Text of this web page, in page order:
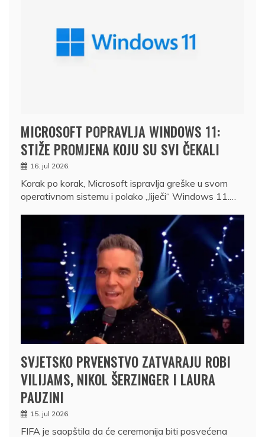
MICROSOFT POPRAVLJA WINDOWS 11:
STIŽE PROMJENA KOJU SU SVI ČEKALI
16. jul 2026.
Korak po korak, Microsoft ispravlja greške u svom
operativnom sistemu i polako „liječi“ Windows 11.…
SVJETSKO PRVENSTVO ZATVARAJU ROBI
VILIJAMS, NIKOL ŠERZINGER I LAURA
PAUZINI
15. jul 2026.
FIFA je saopštila da će ceremonija biti posvećena